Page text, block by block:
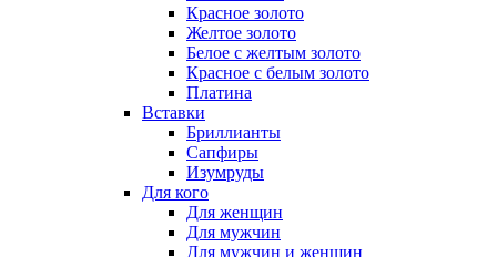
Красное золото
Желтое золото
Белое с желтым золото
Красное с белым золото
Платина
Вставки
Бриллианты
Сапфиры
Изумруды
Для кого
Для женщин
Для мужчин
Для мужчин и женщин